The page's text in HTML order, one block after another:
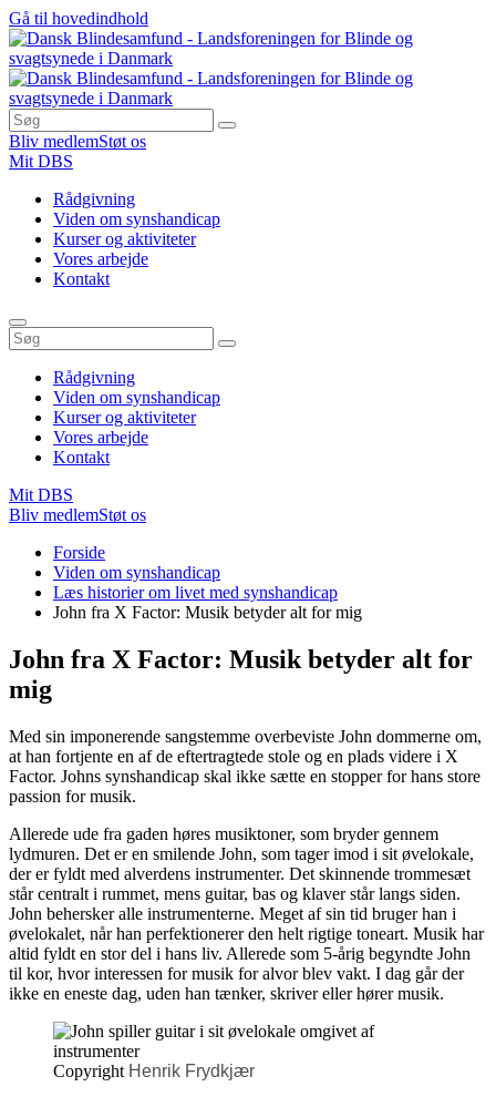
Gå til hovedindhold
Bliv medlemStøt os
Mit DBS
Rådgivning
Viden om synshandicap
Kurser og aktiviteter
Vores arbejde
Kontakt
Rådgivning
Viden om synshandicap
Kurser og aktiviteter
Vores arbejde
Kontakt
Mit DBS
Bliv medlemStøt os
Forside
Viden om synshandicap
Læs historier om livet med synshandicap
John fra X Factor: Musik betyder alt for mig
John fra X Factor: Musik betyder alt for
mig
Med sin imponerende sangstemme overbeviste John dommerne om,
at han fortjente en af de eftertragtede stole og en plads videre i X
Factor. Johns synshandicap skal ikke sætte en stopper for hans store
passion for musik.
Allerede ude fra gaden høres musiktoner, som bryder gennem
lydmuren. Det er en smilende John, som tager imod i sit øvelokale,
der er fyldt med alverdens instrumenter. Det skinnende trommesæt
står centralt i rummet, mens guitar, bas og klaver står langs siden.
John behersker alle instrumenterne. Meget af sin tid bruger han i
øvelokalet, når han perfektionerer den helt rigtige toneart. Musik har
altid fyldt en stor del i hans liv. Allerede som 5-årig begyndte John
til kor, hvor interessen for musik for alvor blev vakt. I dag går der
ikke en eneste dag, uden han tænker, skriver eller hører musik.
Copyright Henrik Frydkjær